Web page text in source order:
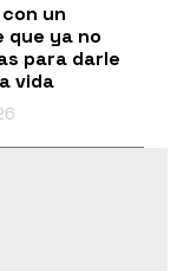
un
que ya no
para darle
vida